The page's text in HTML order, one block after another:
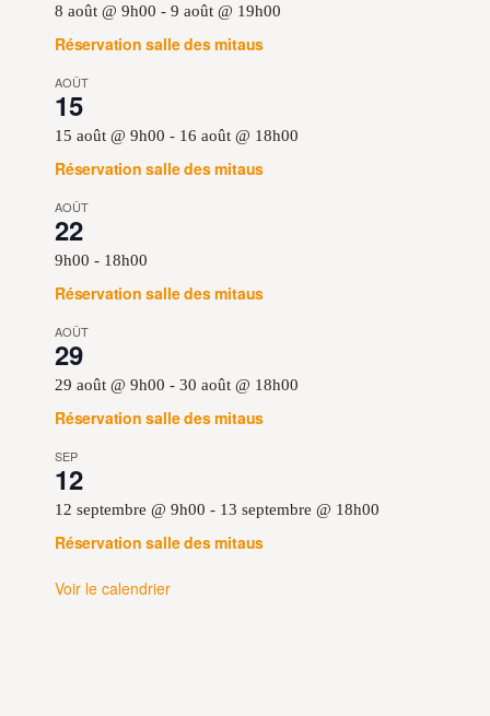
8 août @ 9h00 - 9 août @ 19h00
Réservation salle des mitaus
AOÛT
15
15 août @ 9h00 - 16 août @ 18h00
Réservation salle des mitaus
AOÛT
22
9h00 - 18h00
Réservation salle des mitaus
AOÛT
29
29 août @ 9h00 - 30 août @ 18h00
Réservation salle des mitaus
SEP
12
12 septembre @ 9h00 - 13 septembre @ 18h00
Réservation salle des mitaus
Voir le calendrier